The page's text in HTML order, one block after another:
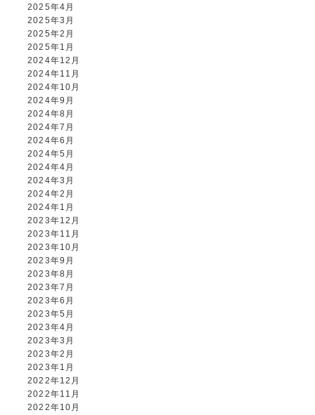
2025年4月
2025年3月
2025年2月
2025年1月
2024年12月
2024年11月
2024年10月
2024年9月
2024年8月
2024年7月
2024年6月
2024年5月
2024年4月
2024年3月
2024年2月
2024年1月
2023年12月
2023年11月
2023年10月
2023年9月
2023年8月
2023年7月
2023年6月
2023年5月
2023年4月
2023年3月
2023年2月
2023年1月
2022年12月
2022年11月
2022年10月